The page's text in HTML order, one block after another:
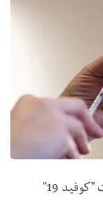
أجازت إدارة الغذاء والدواء الأميركية لقاحات "كوفيد 19"